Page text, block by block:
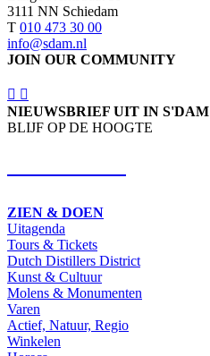
3111 NN Schiedam
T 010 473 30 00
info@sdam.nl
JOIN OUR COMMUNITY
NIEUWSBRIEF UIT IN S'DAM
BLIJF OP DE HOOGTE
ZIEN & DOEN
Uitagenda
Tours & Tickets
Dutch Distillers District
Kunst & Cultuur
Molens & Monumenten
Varen
Actief, Natuur, Regio
Winkelen